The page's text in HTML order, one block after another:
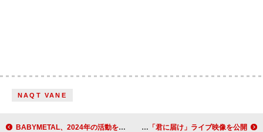
NAQT VANE
BABYMETAL、2024年の活動を振り返る“1分間のルックバック・ショート動画”公開 flumpool、15周年ツアーより「君に届け」ライブ映像を公開